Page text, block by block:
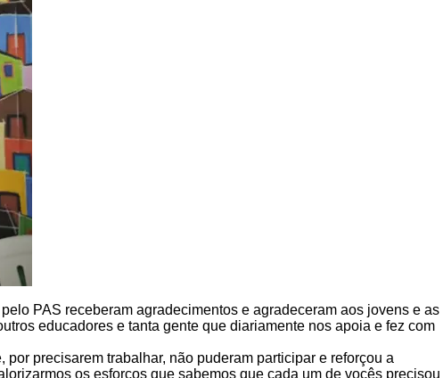
PAS receberam agradecimentos e agradeceram aos jovens e as
educadores e tanta gente que diariamente nos apoia e fez com
precisarem trabalhar, não puderam participar e reforçou a
os esforços que sabemos que cada um de vocês precisou